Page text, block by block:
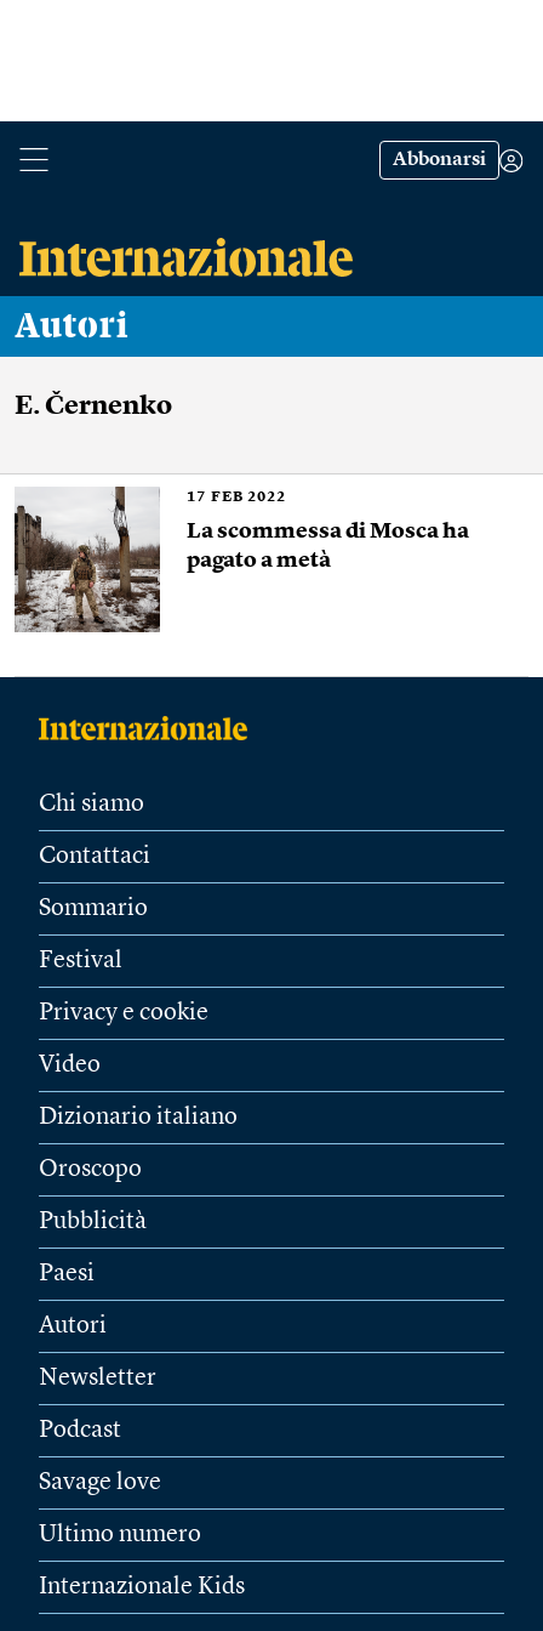
Abbonarsi
Autori
E. Černenko
17 FEB 2022
La scommessa di Mosca ha
pagato a metà
Chi siamo
Contattaci
Sommario
Festival
Privacy e cookie
Video
Dizionario italiano
Oroscopo
Pubblicità
Paesi
Autori
Newsletter
Podcast
Savage love
Ultimo numero
Internazionale Kids